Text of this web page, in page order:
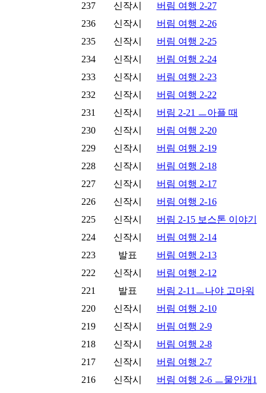
237
신작시
버림 여행 2-27
236
신작시
버림 여행 2-26
235
신작시
버림 여행 2-25
234
신작시
버림 여행 2-24
233
신작시
버림 여행 2-23
232
신작시
버림 여행 2-22
231
신작시
버림 2-21 ㅡ아플 때
230
신작시
버림 여행 2-20
229
신작시
버림 여행 2-19
228
신작시
버림 여행 2-18
227
신작시
버림 여행 2-17
226
신작시
버림 여행 2-16
225
신작시
버림 2-15 보스톤 이야기
224
신작시
버림 여행 2-14
223
발표
버림 여행 2-13
222
신작시
버림 여행 2-12
221
발표
버림 2-11ㅡ나야 고마워
220
신작시
버림 여행 2-10
219
신작시
버림 여행 2-9
218
신작시
버림 여행 2-8
217
신작시
버림 여행 2-7
216
신작시
버림 여행 2-6 ㅡ물안개1